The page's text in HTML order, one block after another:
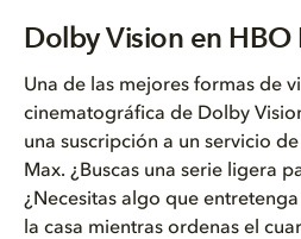
Películas y series en
Cómo ver contenido en
Dolby Vision en HBO
Una de las mejores formas de
cinematográfica de Dolby
una suscripción a un servicio
Max. ¿Buscas una serie ligera
¿Necesitas algo que
la casa mientras ordenas el